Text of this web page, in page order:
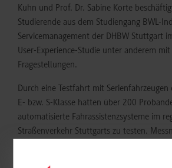
Kuhn und Prof. Dr. Sabine Korte
Studierende aus dem Studiengang BWL-
Servicemanagement der DHBW Stuttgart
User-Experience-Studie unter anderem mit
Fragestellungen.
Durch eine Testfahrt mit Serienfahrzeugen
E- bzw. S-Klasse hatten über 200
automatisierte Fahrassistenzsysteme im
Straßenverkehr Stuttgarts zu testen.